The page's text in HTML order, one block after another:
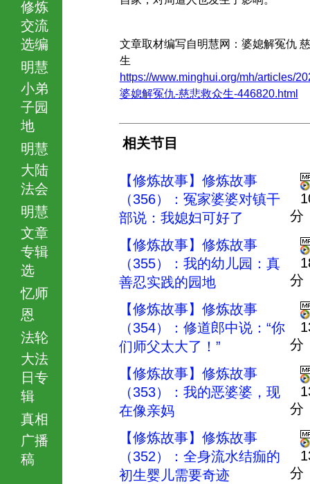
修炼
交流
选编
明慧
小弟
子园
地
明慧
大陆
法会
明慧
文章
专辑
选
忆师
恩
法轮
大法
日专
辑
真相
广播
稿
文章取材编写自明慧网：婆媳解冤仇
生
https://www.minghui.org/mh/articles/
婆媳解冤仇-慈悲救众生-446820.html
相关节目
【修炼故事】修炼故事
（356）：冤家婆婆对镇干
部说：我媳妇可好了
分
【修炼故事】修炼故事
（355）：我的幼儿园：真
善忍实践的园地
分
【修炼故事】修炼故事
（354）：修道郎中说：“你
们师父太大了！”
分
【修炼故事】修炼故事
（353）：我的恶婆婆，现
在像亲妈
分
【修炼故事】修炼故事
（352）：全身流水结痂的
初生婴儿需要奇迹
分